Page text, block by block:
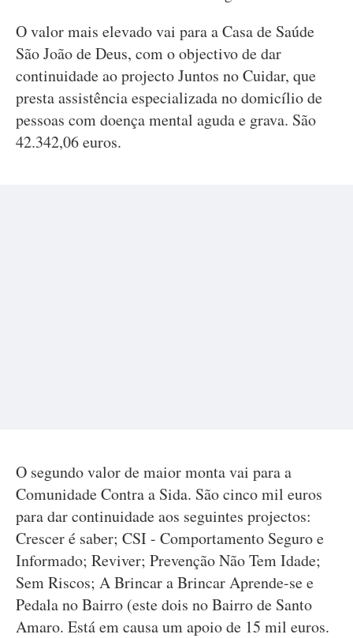
O valor mais elevado vai para a Casa de Saúde
São João de Deus, com o objectivo de dar
continuidade ao projecto Juntos no Cuidar, que
presta assistência especializada no domicílio de
pessoas com doença mental aguda e grava. São
42.342,06 euros.
O segundo valor de maior monta vai para a
Comunidade Contra a Sida. São cinco mil euros
para dar continuidade aos seguintes projectos:
Crescer é saber; CSI - Comportamento Seguro e
Informado; Reviver; Prevenção Não Tem Idade;
Sem Riscos; A Brincar a Brincar Aprende-se e
Pedala no Bairro (este dois no Bairro de Santo
Amaro. Está em causa um apoio de 15 mil euros.